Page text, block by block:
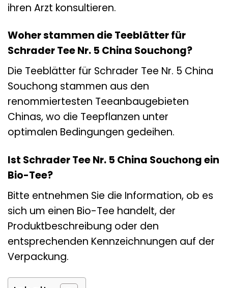
ihren Arzt konsultieren.
Woher stammen die Teeblätter für
Schrader Tee Nr. 5 China Souchong?
Die Teeblätter für Schrader Tee Nr. 5 China
Souchong stammen aus den
renommiertesten Teeanbaugebieten
Chinas, wo die Teepflanzen unter
optimalen Bedingungen gedeihen.
Ist Schrader Tee Nr. 5 China Souchong ein
Bio-Tee?
Bitte entnehmen Sie die Information, ob es
sich um einen Bio-Tee handelt, der
Produktbeschreibung oder den
entsprechenden Kennzeichnungen auf der
Verpackung.